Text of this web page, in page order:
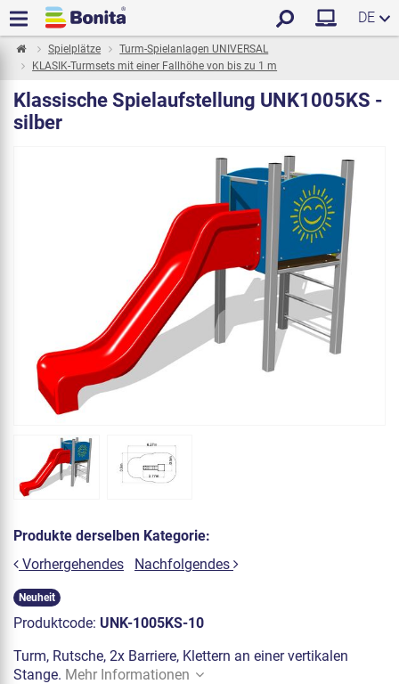
DE
Spielplätze
Turm-Spielanlagen UNIVERSAL
KLASIK-Turmsets mit einer Fallhöhe von bis zu 1 m
Klassische Spielaufstellung UNK1005KS -
silber
Produkte derselben Kategorie:
Vorhergehendes
Nachfolgendes
Neuheit
Produktcode: UNK-1005KS-10
Turm, Rutsche, 2x Barriere, Klettern an einer vertikalen
Stange. Mehr Informationen